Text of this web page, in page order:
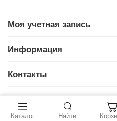
Моя учетная запись
Информация
Контакты
© 2026 . Все права
‍728‍грн.
Каталог Найти